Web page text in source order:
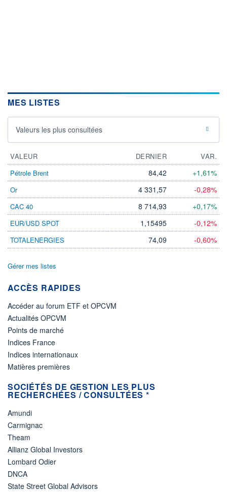
MES LISTES
Valeurs les plus consultées
VALEUR DERNIER
VAR.
Pétrole Brent
84,42 +1,61%
Or 4 331,57 -0,28%
CAC 40 8 714,93 +0,17%
EUR/USD SPOT 1,15495 -0,12%
TOTALENERGIES 74,09 -0,60%
Gérer mes listes
ACCÈS RAPIDES
Accéder au forum ETF et OPCVM
Actualités OPCVM
Points de marché
Indices France
Indices internationaux
Matières premières
SOCIÉTÉS DE GESTION LES PLUS
RECHERCHÉES / CONSULTÉES *
Amundi
Carmignac
Theam
Allianz Global Investors
Lombard Odier
DNCA
State Street Global Advisors